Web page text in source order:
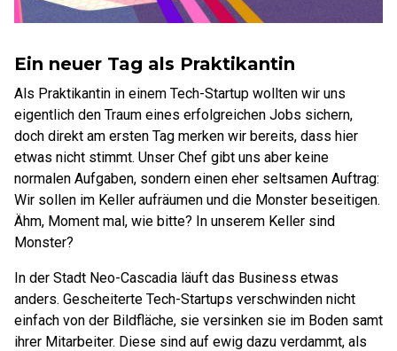
Ein neuer Tag als Praktikantin
Als Praktikantin in einem Tech-Startup wollten wir uns
eigentlich den Traum eines erfolgreichen Jobs sichern,
doch direkt am ersten Tag merken wir bereits, dass hier
etwas nicht stimmt. Unser Chef gibt uns aber keine
normalen Aufgaben, sondern einen eher seltsamen Auftrag:
Wir sollen im Keller aufräumen und die Monster beseitigen.
Ähm, Moment mal, wie bitte? In unserem Keller sind
Monster?
In der Stadt Neo-Cascadia läuft das Business etwas
anders. Gescheiterte Tech-Startups verschwinden nicht
einfach von der Bildfläche, sie versinken sie im Boden samt
ihrer Mitarbeiter. Diese sind auf ewig dazu verdammt, als